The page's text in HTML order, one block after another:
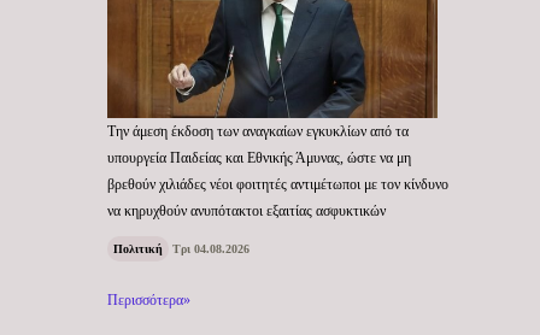
Την άμεση έκδοση των αναγκαίων εγκυκλίων από τα
υπουργεία Παιδείας και Εθνικής Άμυνας, ώστε να μη
βρεθούν χιλιάδες νέοι φοιτητές αντιμέτωποι με τον κίνδυνο
να κηρυχθούν ανυπότακτοι εξαιτίας ασφυκτικών
Πολιτική Τρι 04.08.2026
Περισσότερα»